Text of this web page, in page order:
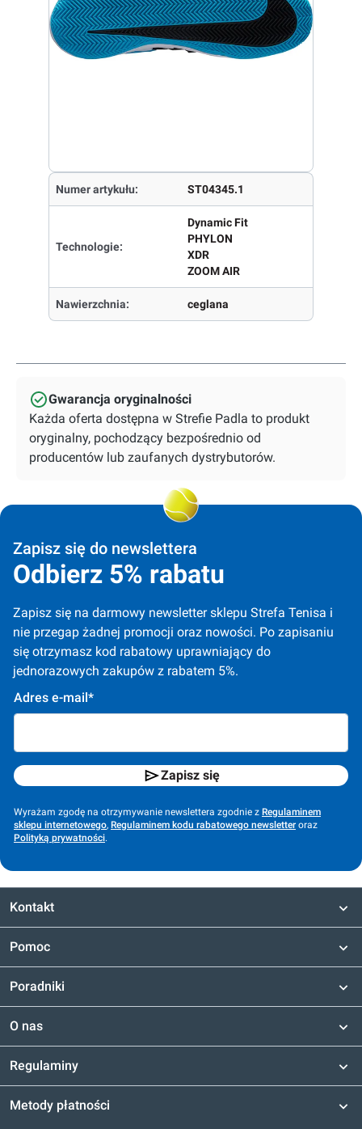
Numer artykułu: ST04345.1
Technologie:
Dynamic Fit
PHYLON
XDR
ZOOM AIR
Nawierzchnia: ceglana
Gwarancja oryginalności
Każda oferta dostępna w Strefie Padla to produkt
oryginalny, pochodzący bezpośrednio od
producentów lub zaufanych dystrybutorów.
Zapisz się do newslettera
Odbierz 5% rabatu
Zapisz się na darmowy newsletter sklepu Strefa Tenisa i
nie przegap żadnej promocji oraz nowości. Po zapisaniu
się otrzymasz kod rabatowy uprawniający do
jednorazowych zakupów z rabatem 5%.
Adres e-mail*
Zapisz się
Wyrażam zgodę na otrzymywanie newslettera zgodnie z Regulaminem
sklepu internetowego, Regulaminem kodu rabatowego newsletter oraz
Polityką prywatności.
Kontakt
Pomoc
Poradniki
O nas
Regulaminy
Metody płatności